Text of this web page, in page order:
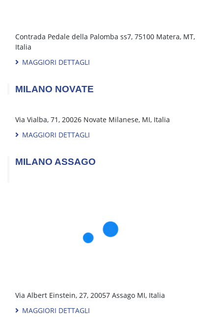
Via dei Monti Lepini, 107, 03100 Frosinone, Frosinone,
Italia
Via Birmania, 15, 58100 Grosseto, GR, Italia